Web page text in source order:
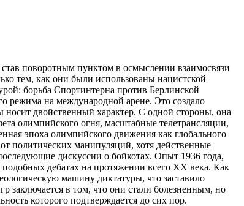
поворотным пунктом в осмыслении взаимосвязи
тем, как они были использованы нацистской
борьба Спортинтерна против Берлинской
режима на международной арене. Это создало
двойственный характер. С одной стороны, она
олимпийского огня, масштабные телетрансляции,
эпоха олимпийского движения как глобального
политических манипуляций, хотя действенные
дискуссии о бойкотах. Опыт 1936 года,
дебатах на протяжении всего XX века. Как
машину диктатуры, что заставило
заключается в том, что они стали болезненным, но
которого подтверждается до сих пор.